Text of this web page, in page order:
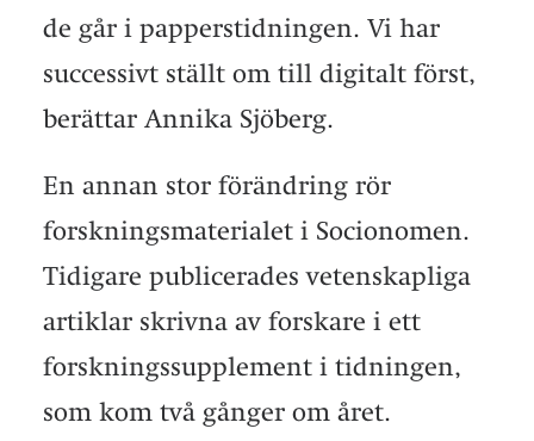
de går i papperstidningen. Vi har
successivt ställt om till digitalt först,
berättar Annika Sjöberg.
En annan stor förändring rör
forskningsmaterialet i Socionomen.
Tidigare publicerades vetenskapliga
artiklar skrivna av forskare i ett
forskningssupplement i tidningen,
som kom två gånger om året.